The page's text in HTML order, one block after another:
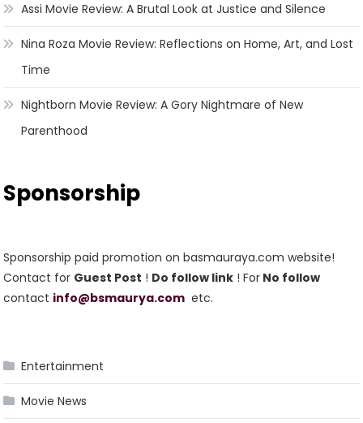
Assi Movie Review: A Brutal Look at Justice and Silence
Nina Roza Movie Review: Reflections on Home, Art, and Lost
Time
Nightborn Movie Review: A Gory Nightmare of New
Parenthood
Sponsorship
Sponsorship paid promotion on basmauraya.com website!
Contact for Guest Post ! Do follow link ! For No follow
contact info@bsmaurya.com etc.
Entertainment
Movie News